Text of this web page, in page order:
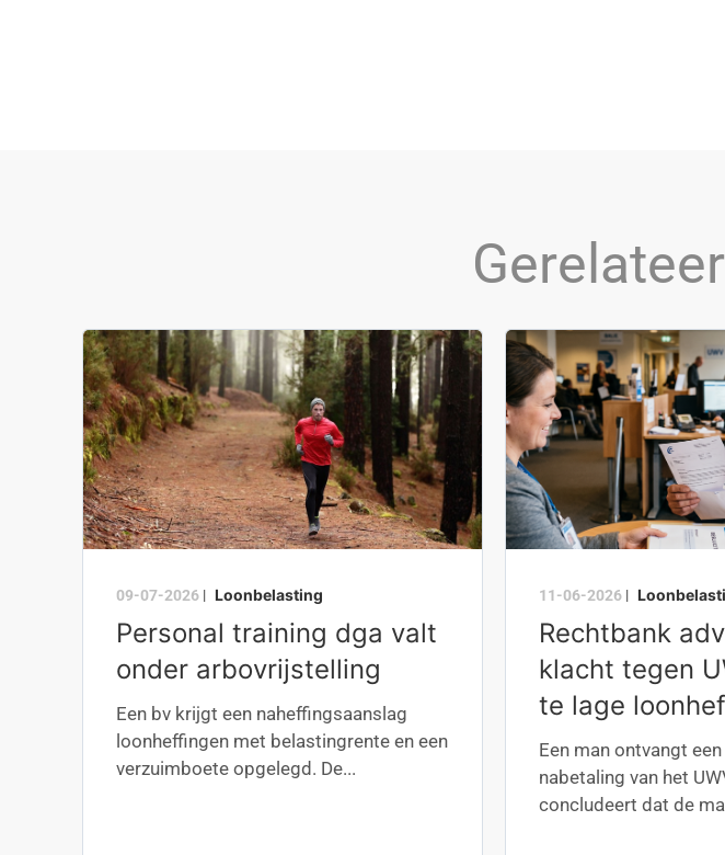
09-07-2026 | Loonbelasting
Personal training dga valt
onder arbovrijstelling
Een bv krijgt een naheffingsaanslag
loonheffingen met belastingrente en een
verzuimboete opgelegd. De...
11-06-2026 |
Rechtbank
klacht tegen
te lage
Een man ontvangt
nabetaling van het
concludeert dat de